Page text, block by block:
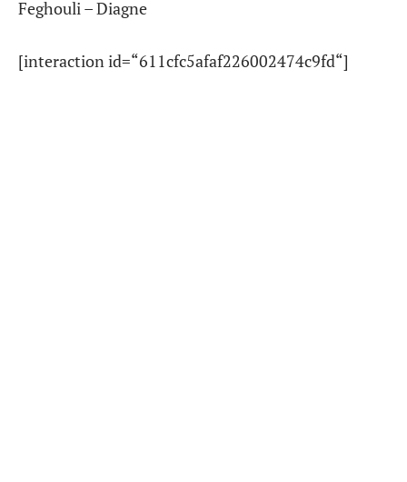
Feghouli – Diagne
[interaction id=“611cfc5afaf226002474c9fd“]